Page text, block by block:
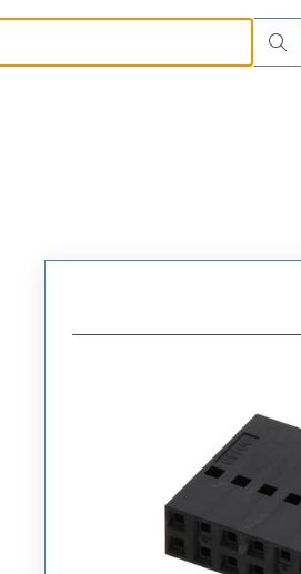
901430020